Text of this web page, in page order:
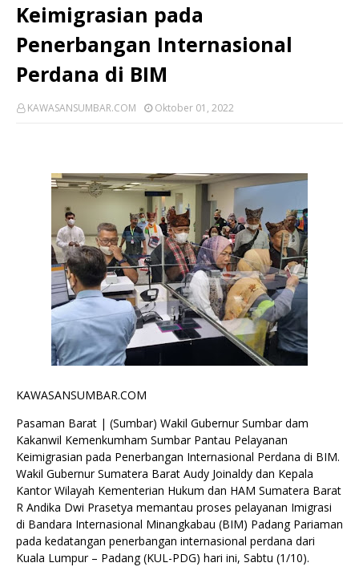
Keimigrasian pada
Penerbangan Internasional
Perdana di BIM
KAWASANSUMBAR.COM Oktober 01, 2022
KAWASANSUMBAR.COM
Pasaman Barat | (Sumbar) Wakil Gubernur Sumbar dam
Kakanwil Kemenkumham Sumbar Pantau Pelayanan
Keimigrasian pada Penerbangan Internasional Perdana di BIM.
Wakil Gubernur Sumatera Barat Audy Joinaldy dan Kepala
Kantor Wilayah Kementerian Hukum dan HAM Sumatera Barat
R Andika Dwi Prasetya memantau proses pelayanan Imigrasi
di Bandara Internasional Minangkabau (BIM) Padang Pariaman
pada kedatangan penerbangan internasional perdana dari
Kuala Lumpur – Padang (KUL-PDG) hari ini, Sabtu (1/10).